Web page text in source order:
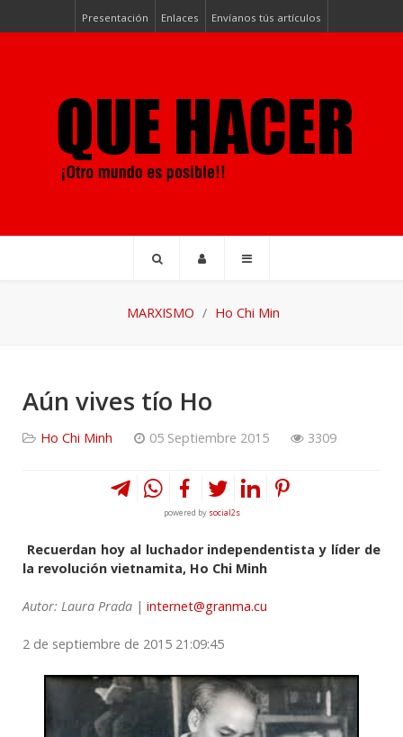
Presentación Enlaces Envíanos tús artículos
MARXISMO Ho Chi Min
Aún vives tío Ho
Ho Chi Minh 05 Septiembre 2015 3309
powered by social2s
Recuerdan hoy al luchador independentista y líder de
la revolución vietnamita, Ho Chi Minh
Autor: Laura Prada | internet@granma.cu
2 de septiembre de 2015 21:09:45